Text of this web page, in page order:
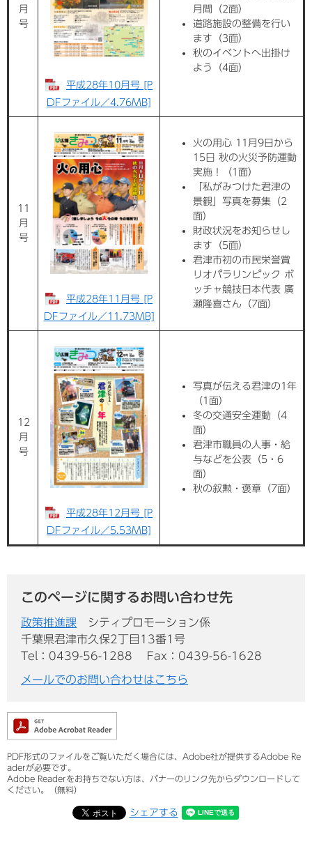
月
号
平成28年10月号 [P
DFファイル／4.76MB]
月間（2面）
道路施設の整備を行い
ます（3面）
秋のイベントへ出掛け
よう（4面）
11
月
号
平成28年11月号 [P
DFファイル／11.73MB]
火の用心 11月9日から
15日 秋の火災予防運動
実施！（1面）
「私がみつけた君津の
景観」写真を募集（2
面）
財政状況をお知らせし
ます（5面）
君津市初の市民栄誉賞
リオパラリンピック ボ
ッチャ競技日本代表 廣
瀬隆喜さん（7面）
12
月
号
平成28年12月号 [P
DFファイル／5.53MB]
写真が伝える君津の1年
（1面）
冬の交通安全運動（4
面）
君津市職員の人事・給
与などを公表（5・6
面）
秋の叙勲・褒章（7面）
このページに関するお問い合わせ先
政策推進課
シティプロモーション係
千葉県君津市久保2丁目13番1号
Tel：0439-56-1288
Fax：0439-56-1628
メールでのお問い合わせはこちら
PDF形式のファイルをご覧いただく場合には、Adobe社が提供するAdobe Re
aderが必要です。
Adobe Readerをお持ちでない方は、バナーのリンク先からダウンロードして
ください。（無料）
シェアする